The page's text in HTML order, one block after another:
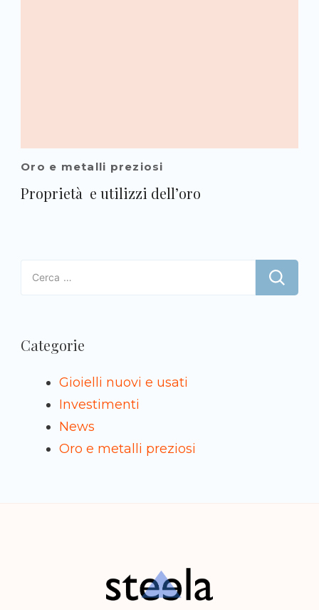
Oro e metalli preziosi
Proprietà e utilizzi dell’oro
Ricerca
per:
Categorie
Gioielli nuovi e usati
Investimenti
News
Oro e metalli preziosi